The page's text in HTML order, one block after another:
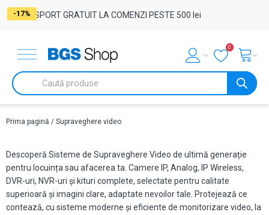
TRANSPORT GRATUIT LA COMENZI PESTE 500 lei
0
Products
search
Prima pagină / Supraveghere video
Descoperă Sisteme de Supraveghere Video de ultimă generație
pentru locuința sau afacerea ta. Camere IP, Analog, IP Wireless,
DVR-uri, NVR-uri și kituri complete, selectate pentru calitate
superioară și imagini clare, adaptate nevoilor tale. Protejează ce
contează, cu sisteme moderne și eficiente de monitorizare video, la
-17%
-17%
-17%
-17%
-17%
-17%
-17%
-17%
-17%
-17%
-17%
-17%
-17%
-17%
-17%
-17%
-17%
-17%
-17%
-17%
-17%
-17%
-17%
-17%
-17%